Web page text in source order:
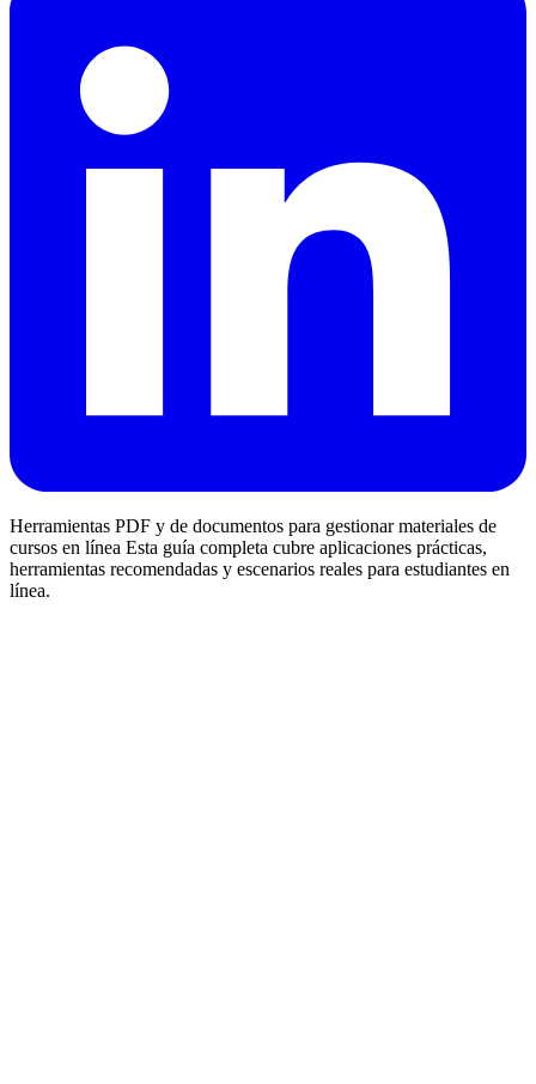
Herramientas PDF y de documentos para gestionar materiales de
cursos en línea Esta guía completa cubre aplicaciones prácticas,
herramientas recomendadas y escenarios reales para estudiantes en
línea.